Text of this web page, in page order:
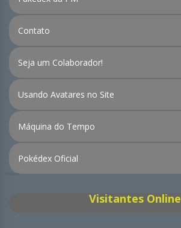
Contato
Seja um Colaborador!
Usando Avatares no Site
Máquina do Tempo
Pokédex Oficial
Visitantes Online